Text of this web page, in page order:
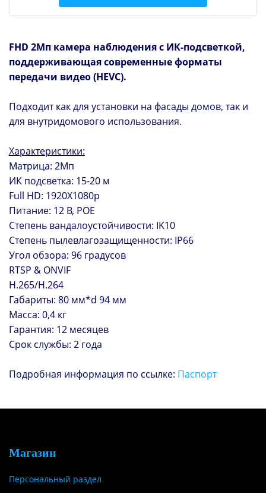
FHD 2Мп камера наблюдения с ИК-подсветкой,
поддерживающая современные форматы
передачи видео (HEVC).
Подходит как для установки на фасады домов, так и
для внутридомового использования.
Характеристики:
Матрица: 2Мп
ИК подсветка: 15-20 м
Full HD: 1920Х1080р
Питание: 12 В, POE
Степень вандалоустойчивости: IK10
Степень пылевлагозащищенности: IP66
Угол обзора: 96 градусов
RTSP & ONVIF
H.265/H.264
Габариты: 80 мм*d 94 мм
Масса: 0,4 кг
Гарантия: 12 месяцев
Срок службы: 2 года
Подробная информация по ссылке: Паспорт
Магазин
Персональный раздел